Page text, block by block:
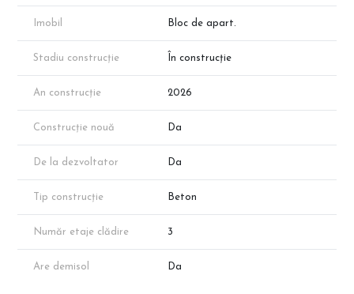
Imaginile au rol de prezentare.
Disponibilitatea proprietăților poate varia în funcție de vânzări.
Imobil Bloc de apart.
Stadiu construcție În construcție
An construcție 2026
Construcție nouă Da
De la dezvoltator Da
Tip construcție Beton
Număr etaje clădire 3
Are demisol Da